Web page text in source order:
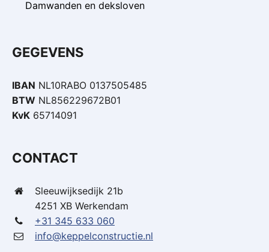
Damwanden en deksloven
GEGEVENS
IBAN NL10RABO 0137505485
BTW NL856229672B01
KvK 65714091
CONTACT
Sleeuwijksedijk 21b
4251 XB Werkendam
+31 345 633 060
info@keppelconstructie.nl